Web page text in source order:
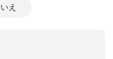
は、将来の成功を保証する
る特定の目的への適時性に
ません。
え